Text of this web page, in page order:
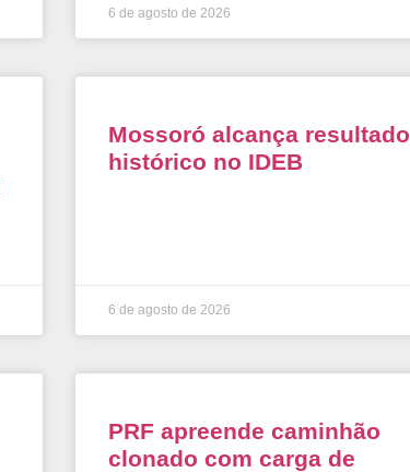
6 de agosto de 2026
Mossoró alcança resultado
histórico no IDEB
6 de agosto de 2026
PRF apreende caminhão
clonado com carga de